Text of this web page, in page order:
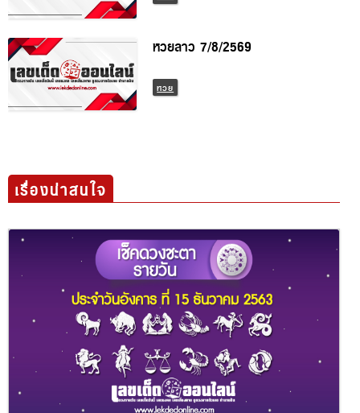
หวยลาว 7/8/2569
หวย
เรื่องน่าสนใจ